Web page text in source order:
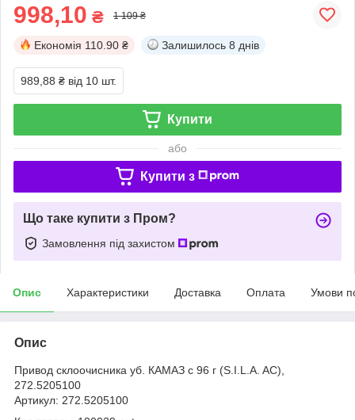
998,10 ₴ 1 109 ₴
Економія 110.90 ₴ Залишилось 8 днів
989,88 ₴ від 10 шт.
Купити
або
Купити з
Що таке купити з Пром?
Замовлення під захистом
Опис Характеристики Доставка Оплата Умови
Опис
Привод склоочисника уб. КАМАЗ c 96 г (S.I.L.A. AC),
272.5205100
Артикул: 272.5205100